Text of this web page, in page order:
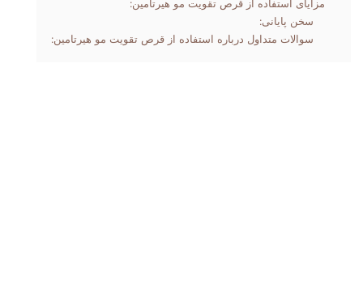
مزایای استفاده از قرص تقویت مو هیرتامین:
سخن پایانی:
سوالات متداول درباره استفاده از قرص تقویت مو هیرتامین: